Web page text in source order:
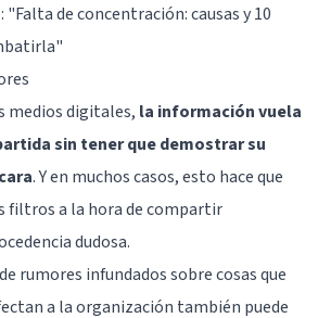
"Falta de concentración: causas y 10
medios digitales, la información vuela
sin tener que demostrar su
. Y en muchos casos, esto hace que
filtros a la hora de compartir
dudosa.
rumores infundados sobre cosas que
a la organización también puede